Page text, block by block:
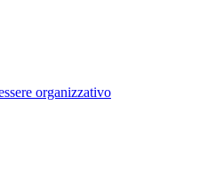
organizzativo